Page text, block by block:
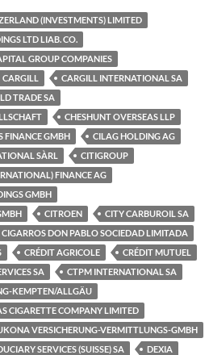
(INVESTMENTS) LIMITED
LTD LIAB. CO.
GROUP COMPANIES
CARGILL
CARGILL INTERNATIONAL SA
TRADE SA
CHESHUNT OVERSEAS LLP
FINANCE GMBH
CILAG HOLDING AG
SÀRL
CITIGROUP
FINANCE AG
GMBH
CITROEN
CITY CARBUROIL SA
DON PABLO SOCIEDAD LIMITADA
CRÉDIT AGRICOLE
CRÉDIT MUTUEL
SA
CTPM INTERNATIONAL SA
KEMPTEN/ALLGÄU
CIGARETTE COMPANY LIMITED
VERSICHERUNG-VERMITTLUNGS-GMBH
SERVICES (SUISSE) SA
DEXIA